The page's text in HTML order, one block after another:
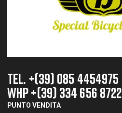
TEL. +(39) 085 4454975
whp +(39) 334 656 8722
PUNTO VENDITA